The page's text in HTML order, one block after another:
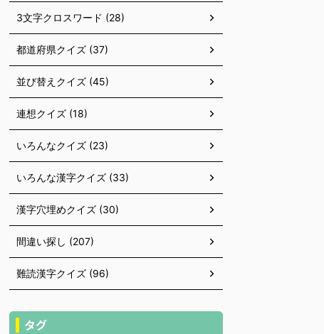
3文字クロスワード (28)
都道府県クイズ (37)
並び替えクイズ (45)
連想クイズ (18)
いろんなクイズ (23)
いろんな漢字クイズ (33)
漢字穴埋めクイズ (30)
間違い探し (207)
難読漢字クイズ (96)
タグ